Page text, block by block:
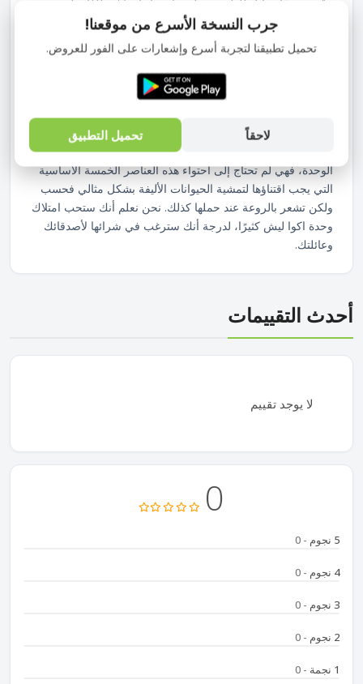
أنك لن تعرف أنها موجودة. مصنوعة من البولي بروبلين المتين
للغاية، تتميز منتجات اكوا ليش بخطوط ناعمة وملساء وتأتي في
مجموعة متنوعة من الألوان. يتوفر الطوق شديد التحمل بمقاسين
(عرض 20 و25 ملم) سيلبي جميع احتياجاتك ويتعامل مع أقوى
الكلاب. ولكن انتظر، هناك المزيد! لا تأتي مجموعة اكوا ليش مع
وحدة توزيع أكياس النفايات الخاصة بها فحسب، بل توفر خطاف
حمل للأكياس المملوءة كذلك وتجعل يديك حرتين. منتج ذكي! هذا
ليس طوق عادي. تم التفكير بشكل كبير في التصميم الهندسي لهذه
الوحدة، فهي لم تحتاج إلى احتواء هذه العناصر الخمسة الأساسية
التي يجب اقتناؤها لتمشية الحيوانات الأليفة بشكل مثالي فحسب
ولكن تشعر بالروعة عند حملها كذلك. نحن نعلم أنك ستحب امتلاك
وحدة اكوا ليش كثيرًا، لدرجة أنك سترغب في شرائها لأصدقائك
وعائلتك.
أحدث التقييمات
لا يوجد تقييم
0
5 نجوم - 0
4 نجوم - 0
3 نجوم - 0
2 نجوم - 0
1 نجمة - 0
جرب النسخة الأسرع من موقعنا!
تحميل تطبيقنا لتجربة أسرع وإشعارات على الفور للعروض.
لاحقاً تحميل التطبيق